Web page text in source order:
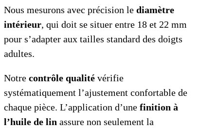
Nous mesurons avec précision le diamètre
intérieur, qui doit se situer entre 18 et 22 mm
pour s’adapter aux tailles standard des doigts
adultes.
Notre contrôle qualité vérifie
systématiquement l’ajustement confortable de
chaque pièce. L’application d’une finition à
l’huile de lin assure non seulement la